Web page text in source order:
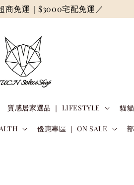
商免運｜$3000宅配免運／
質感居家選品 ｜ LIFESTYLE 貓
優惠專區 ｜ ON SALE